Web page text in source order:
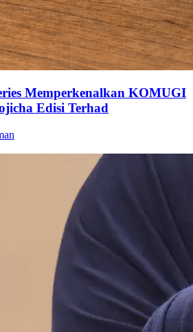
Memperkenalkan KOMUGI
Edisi Terhad